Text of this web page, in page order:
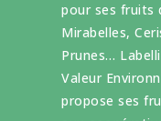
pour ses fruits
Mirabelles,
Prunes…
Valeur
propose ses